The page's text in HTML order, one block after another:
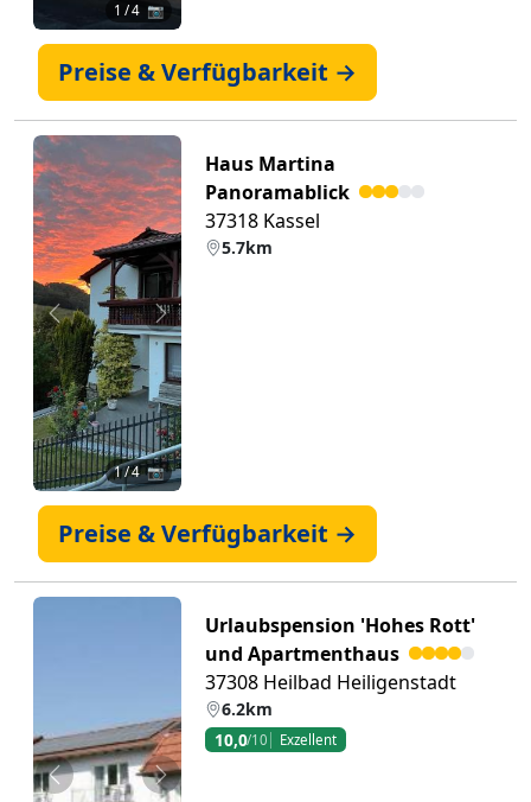
1 / 4 📷
Preise & Verfügbarkeit →
Zurück Weiter
1/ 4 📷
Haus Martina
Panoramablick
37318 Kassel
5.7km
Preise & Verfügbarkeit →
Zurück Weiter
Urlaubspension 'Hohes Rott'
und Apartmenthaus
37308 Heilbad Heiligenstadt
6.2km
10,0/10 Exzellent